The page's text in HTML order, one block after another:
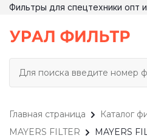
Фильтры для спецтехники опт
Главная страница
Каталог
MAYERS FILTER
MAYERS